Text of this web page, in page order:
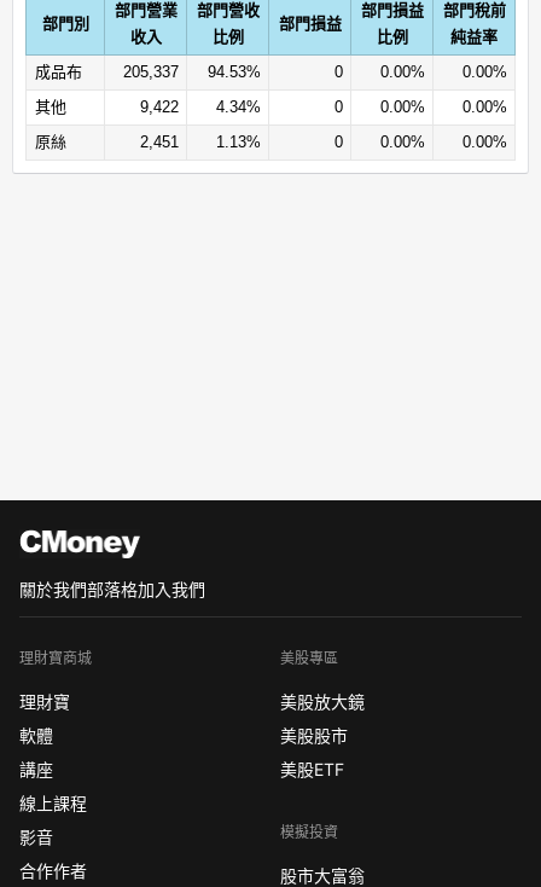
部門別
部門營業
收入
部門營收
比例
部門損益
部門損益
比例
部門稅前
純益率
成品布
205,337 94.53% 0 0.00%
0.00%
其他
9,422 4.34% 0 0.00%
0.00%
原絲
2,451 1.13% 0 0.00% 0.00%
關於我們部落格加入我們
理財寶商城
理財寶
軟體
講座
線上課程
影音
合作作者
美股專區
美股放大鏡
美股股市
美股ETF
模擬投資
股市大富翁